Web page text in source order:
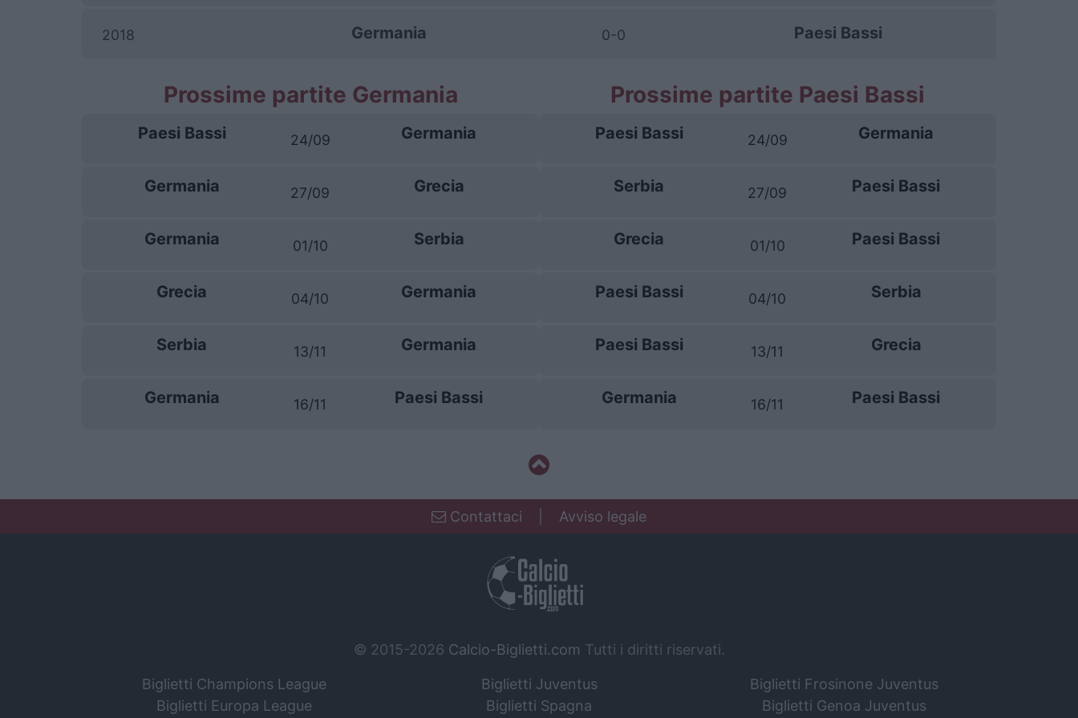
2018 Germania 0-0 Paesi Bassi
Prossime partite Germania
Paesi Bassi 24/09 Germania
Germania 27/09 Grecia
Germania 01/10 Serbia
Grecia 04/10 Germania
Serbia 13/11 Germania
Germania 16/11 Paesi Bassi
Prossime partite Paesi Bassi
Paesi Bassi 24/09 Germania
Serbia 27/09 Paesi Bassi
Grecia 01/10 Paesi Bassi
Paesi Bassi 04/10 Serbia
Paesi Bassi 13/11 Grecia
Germania 16/11 Paesi Bassi
Contattaci Avviso legale
© 2015-2026 Calcio-Biglietti.com Tutti i diritti riservati.
Biglietti Champions League
Biglietti Europa League
Biglietti Juventus
Biglietti Spagna
Biglietti Frosinone Juventus
Biglietti Genoa Juventus